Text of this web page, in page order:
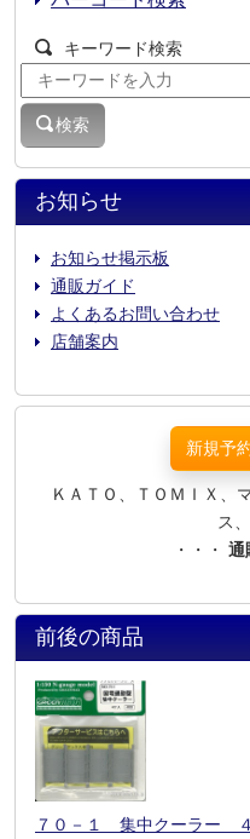
お知らせ
お知らせ掲示板
通販ガイド
よくあるお問い合わせ
店舗案内
キーワード検索
検索
新規予
ＫＡＴＯ、ＴＯＭＩＸ、
ス
・・・ 通
前後の商品
７０－１ 集中クーラー